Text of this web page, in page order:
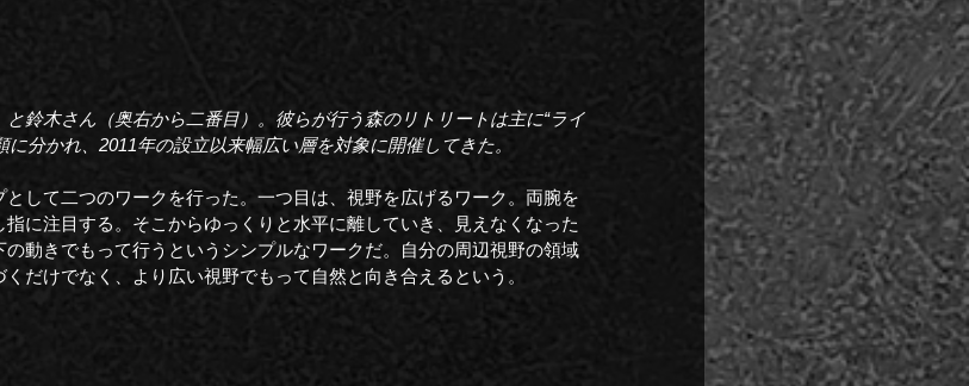
鈴木さん（奥右から二番目）。彼らが行う森のリトリートは主に“ライ
に分かれ、2011年の設立以来幅広い層を対象に開催してきた。
して二つのワークを行った。一つ目は、視野を広げるワーク。両腕を
に注目する。そこからゆっくりと水平に離していき、見えなくなった
動きでもって行うというシンプルなワークだ。自分の周辺視野の領域
だけでなく、より広い視野でもって自然と向き合えるという。